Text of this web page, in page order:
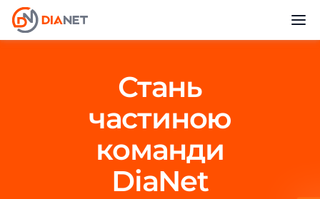
Стань
частиною
команди
DiaNet